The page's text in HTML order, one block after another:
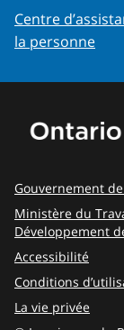
Centre
la personne
Gouvernement
Ministère du
Développement
Accessibilité
Conditions
La vie privée